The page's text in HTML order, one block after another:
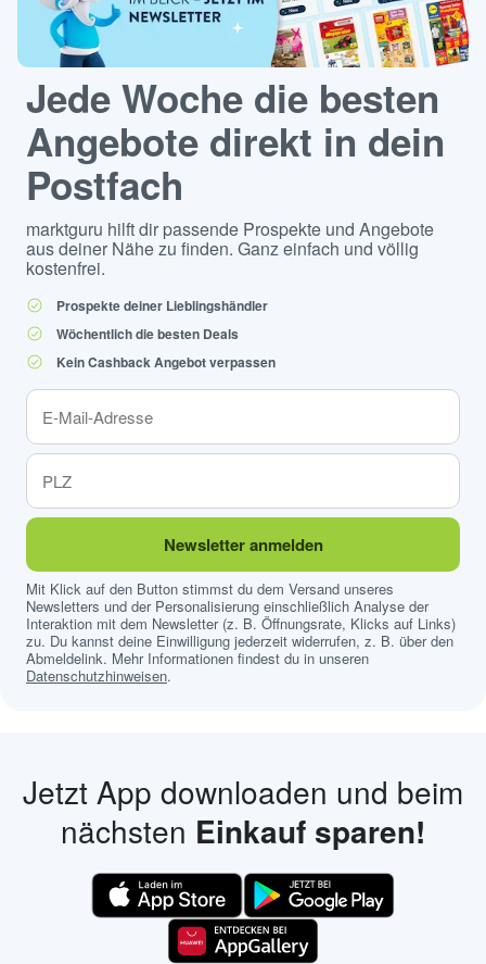
Jede Woche die besten
Angebote direkt in dein
Postfach
marktguru hilft dir passende Prospekte und Angebote
aus deiner Nähe zu finden. Ganz einfach und völlig
kostenfrei.
Prospekte deiner Lieblingshändler
Wöchentlich die besten Deals
Kein Cashback Angebot verpassen
Newsletter anmelden
Mit Klick auf den Button stimmst du dem Versand unseres
Newsletters und der Personalisierung einschließlich Analyse der
Interaktion mit dem Newsletter (z. B. Öffnungsrate, Klicks auf Links)
zu. Du kannst deine Einwilligung jederzeit widerrufen, z. B. über den
Abmeldelink. Mehr Informationen findest du in unseren
Datenschutzhinweisen.
Jetzt App downloaden und beim
nächsten Einkauf sparen!